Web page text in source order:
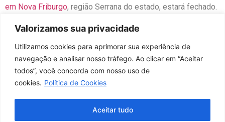
Valorizamos sua privacidade
Utilizamos cookies para aprimorar sua experiência de
navegação e analisar nosso tráfego. Ao clicar em “Aceitar
todos”, você concorda com nosso uso de
cookies. Política de Cookies
Aceitar tudo
em Nova Friburgo, região Serrana do estado, estará fechado.
aniversário da cidade.
O feriado será marcado por um desfile cívico militar que
seguirá do supermercado Extra até a Caixa Econômica
Federal comemorando os 196 anos de fundação de Nova
Friburgo.No site da Prefeitura é possível ver um convite
No sábado (17/05), o Posto vai funcionar normalmente das
9h às 13h. A unidade atende a vários profissionais prestando